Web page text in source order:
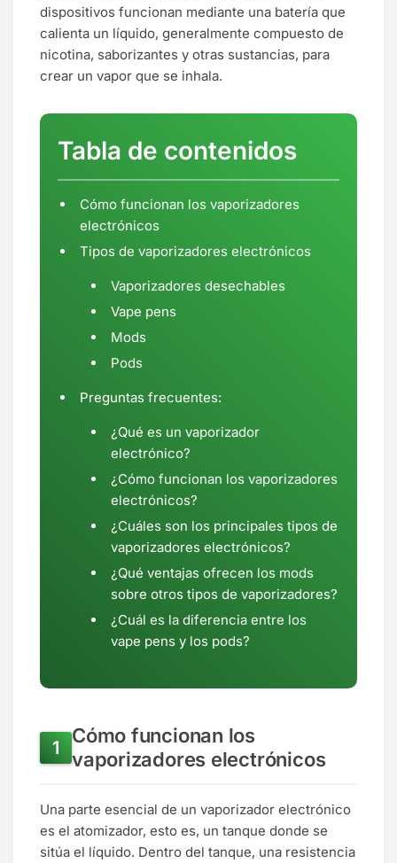
dispositivos funcionan mediante una batería que
calienta un líquido, generalmente compuesto de
nicotina, saborizantes y otras sustancias, para
crear un vapor que se inhala.
Tabla de contenidos
Cómo funcionan los vaporizadores
electrónicos
Tipos de vaporizadores electrónicos
Vaporizadores desechables
Vape pens
Mods
Pods
Preguntas frecuentes:
¿Qué es un vaporizador
electrónico?
¿Cómo funcionan los vaporizadores
electrónicos?
¿Cuáles son los principales tipos de
vaporizadores electrónicos?
¿Qué ventajas ofrecen los mods
sobre otros tipos de vaporizadores?
¿Cuál es la diferencia entre los
vape pens y los pods?
Cómo funcionan los
vaporizadores electrónicos
Una parte esencial de un vaporizador electrónico
es el atomizador, esto es, un tanque donde se
sitúa el líquido. Dentro del tanque, una resistencia